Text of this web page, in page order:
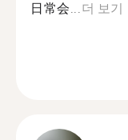
日常会...더 보기